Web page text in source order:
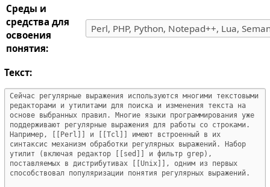
Среды и
средства для
освоения
понятия:
Текст: